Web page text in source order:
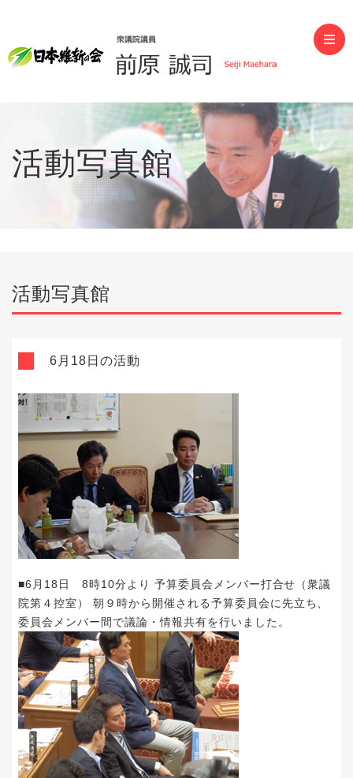
前原誠司（衆議院議員）
活動写真館
活動写真館
6月18日の活動
■6月18日 8時10分より 予算委員会メンバー打合せ（衆議
院第４控室） 朝９時から開催される予算委員会に先立ち、
委員会メンバー間で議論・情報共有を行いました。